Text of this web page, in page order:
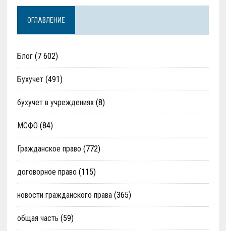
ОГЛАВЛЕНИЕ
Блог(7 602)
Бухучет(491)
бухучет в учреждениях(8)
МСФО (84)
Гражданское право (772)
договорное право (115)
новости гражданского права(365)
общая часть (59)